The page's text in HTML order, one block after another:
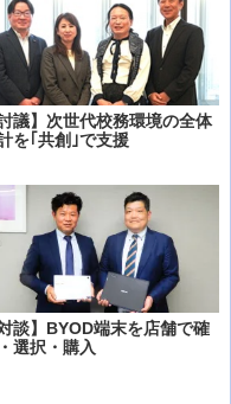
討議】次世代校務環境の全体
を｢共創｣で支援
対談】BYOD端末を店舗で確
選択・購入